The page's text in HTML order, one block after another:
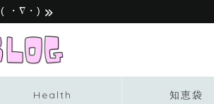
・∇・)
Health 知恵袋